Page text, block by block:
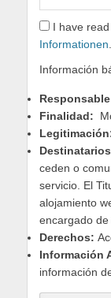
I have
Informationen
Información
Finalidad:
ceden o
servicio. El
alojamiento
encargado de
Derechos:
Información
información